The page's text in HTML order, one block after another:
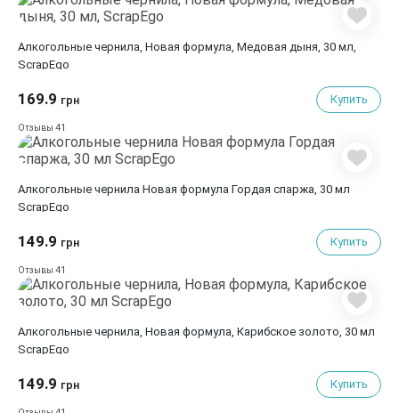
Алкогольные чернила, Новая формула, Медовая дыня, 30 мл,
ScrapEgo
169.9 грн Купить
Отзывы 41
Алкогольные чернила Новая формула Гордая спаржа, 30 мл
ScrapEgo
149.9 грн Купить
Отзывы 41
Алкогольные чернила, Новая формула, Карибское золото, 30 мл
ScrapEgo
149.9 грн Купить